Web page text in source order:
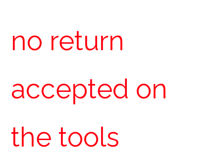
no return
accepted on
the tools